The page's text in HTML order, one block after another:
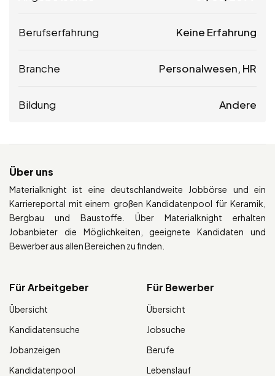
Berufserfahrung Keine Erfahrung
Branche Personalwesen, HR
Bildung Andere
Über uns
Materialknight ist eine deutschlandweite Jobbörse und ein
Karriereportal mit einem großen Kandidatenpool für Keramik,
Bergbau und Baustoffe. Über Materialknight erhalten
Jobanbieter die Möglichkeiten, geeignete Kandidaten und
Bewerber aus allen Bereichen zu finden.
Für Arbeitgeber
Übersicht
Kandidatensuche
Jobanzeigen
Kandidatenpool
Für Bewerber
Übersicht
Jobsuche
Berufe
Lebenslauf